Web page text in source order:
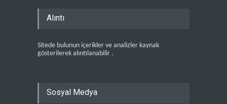
Alıntı
Sitede bulunun içerikler ve analizler kaynak
gösterilerek alıntılanabilir .
Sosyal Medya